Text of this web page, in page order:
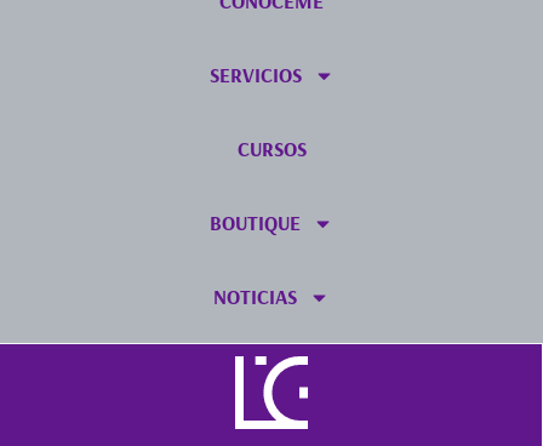
SERVICIOS
CURSOS
BOUTIQUE
NOTICIAS